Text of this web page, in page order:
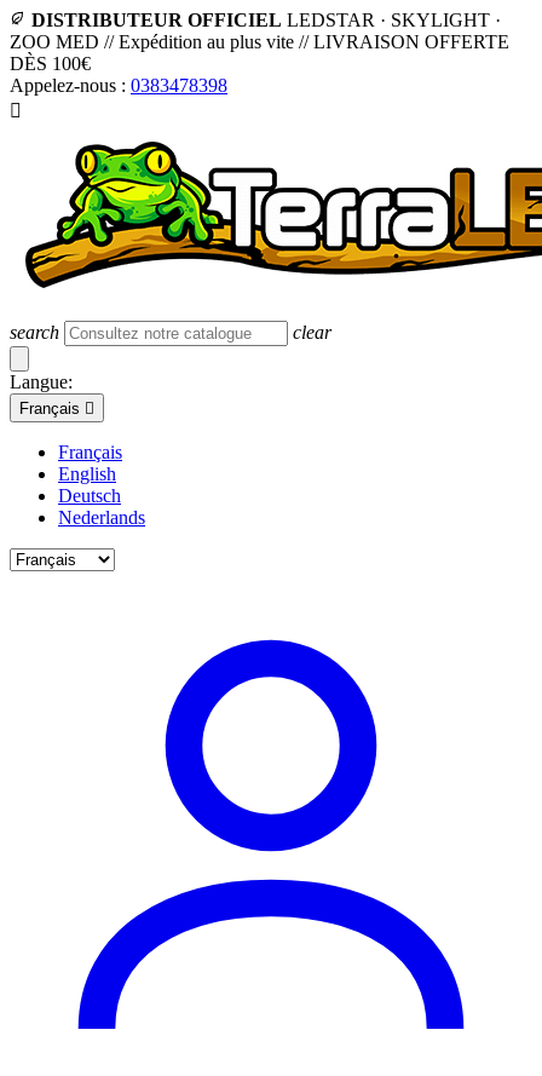
DISTRIBUTEUR OFFICIEL LEDSTAR · SKYLIGHT ·
ZOO MED // Expédition au plus vite // LIVRAISON OFFERTE
DÈS 100€
Appelez-nous : 0383478398

search clear
Langue:
Français 
Français
English
Deutsch
Nederlands